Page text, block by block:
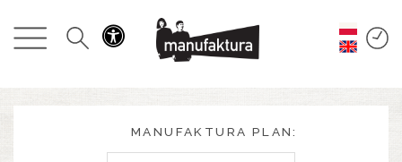
GESCHEHEN
ANGEBOTEMANUFAKTURA PLAN: